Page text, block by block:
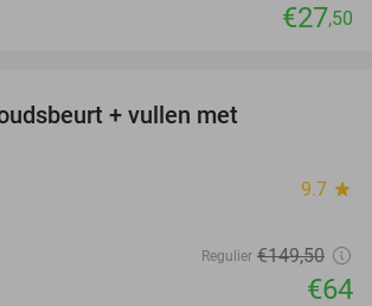
€27,50
+ vullen met
9.7 star
Regulier €149,50
€64